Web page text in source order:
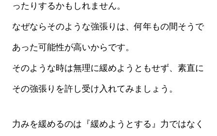
ったりするかもしれません。
なぜならそのような強張りは、何年もの間そうで
あった可能性が高いからです。
そのような時は無理に緩めようともせず、素直に
その強張りを許し受け入れてみましょう。
力みを緩めるのは『緩めようとする』力ではなく